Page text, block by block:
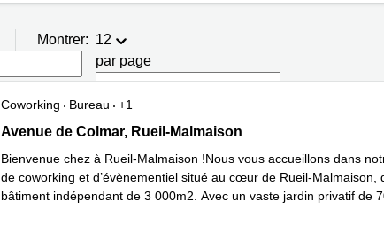
Montrer: 12
par page
Coworking Bureau
+1
55 avenue de Colmar, Rueil-Malmaison
Avenue de Colmar, Rueil-Malmaison
Bienvenue chez à Rueil-Malmaison !Nous vous accueillons dans
de coworking et d’évènementiel situé au cœur de Rueil-Malmaison,
bâtiment indépendant de 3 000m2. Avec un vaste jardin privatif de